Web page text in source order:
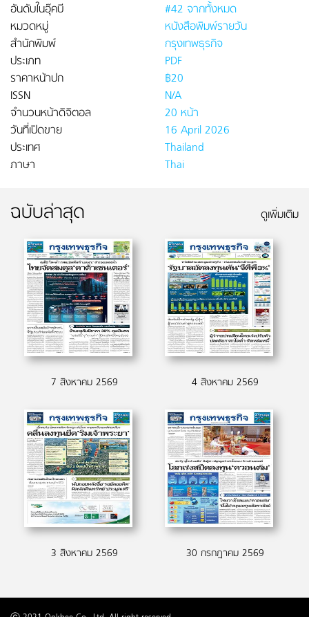
อันดับในอุ๊คบี
#42 จากทั้งหมด
หมวดหมู่
หนังสือพิมพ์รายวัน
สำนักพิมพ์
กรุงเทพธุรกิจ
ประเภท
PDF
ราคาหน้าปก
฿20
ISSN
N/A
จำนวนหน้าดิจิตอล
20 หน้า
วันที่เปิดขาย
16 April 2026
ประเทศ
Thailand
ภาษา
Thai
ฉบับล่าสุด ดูเพิ่มเติม
7 สิงหาคม 2569 4 สิงหาคม 2569
3 สิงหาคม 2569 30 กรกฎาคม 2569